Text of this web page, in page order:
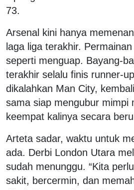
73.
Arsenal kini hanya
laga liga terakhir.
seperti menguap. Bayang-
terakhir selalu finis runner-
dikalahkan Man City,
sama siap mengubur mimpi
keempat kalinya secara
Arteta sadar, waktu untuk
ada. Derbi London Utara
sudah menunggu. “Kita
sakit, bercermin, dan